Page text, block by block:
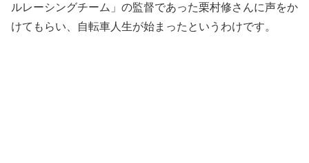
ルレーシングチーム」の監督であった栗村修さんに声をか
けてもらい、自転車人生が始まったというわけです。